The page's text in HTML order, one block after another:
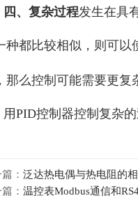
四 、 复杂过程发生在具
种都比较相似，则可以
那么控制可能需要更复
用PID控制器控制复杂
篇： 泛达热电偶与热电阻的
： 温控表Modbus通信和